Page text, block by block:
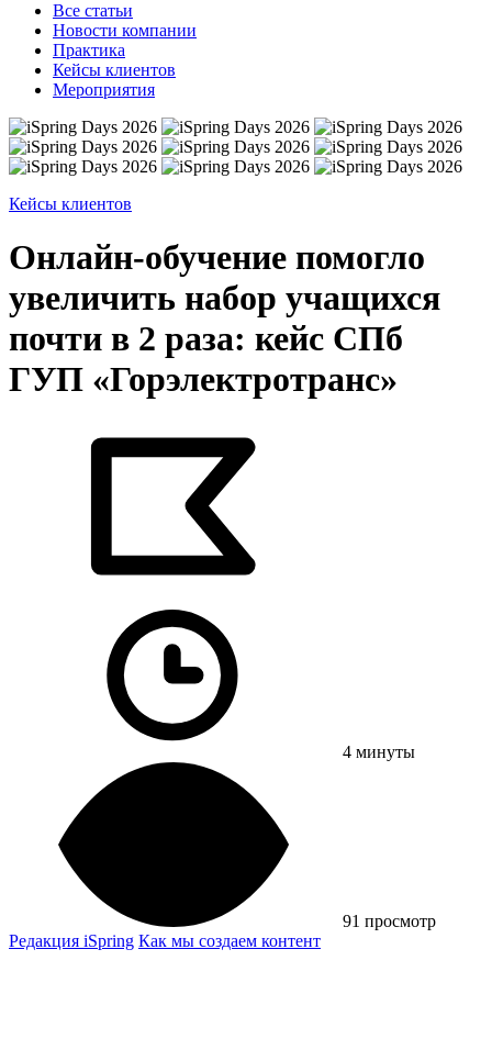
Все статьи
Новости компании
Практика
Кейсы клиентов
Мероприятия
Кейсы клиентов
Онлайн-обучение помогло
увеличить набор учащихся
почти в 2 раза: кейс СПб
ГУП «Горэлектротранс»
4 минуты
91 просмотр
Редакция iSpring Как мы создаем контент